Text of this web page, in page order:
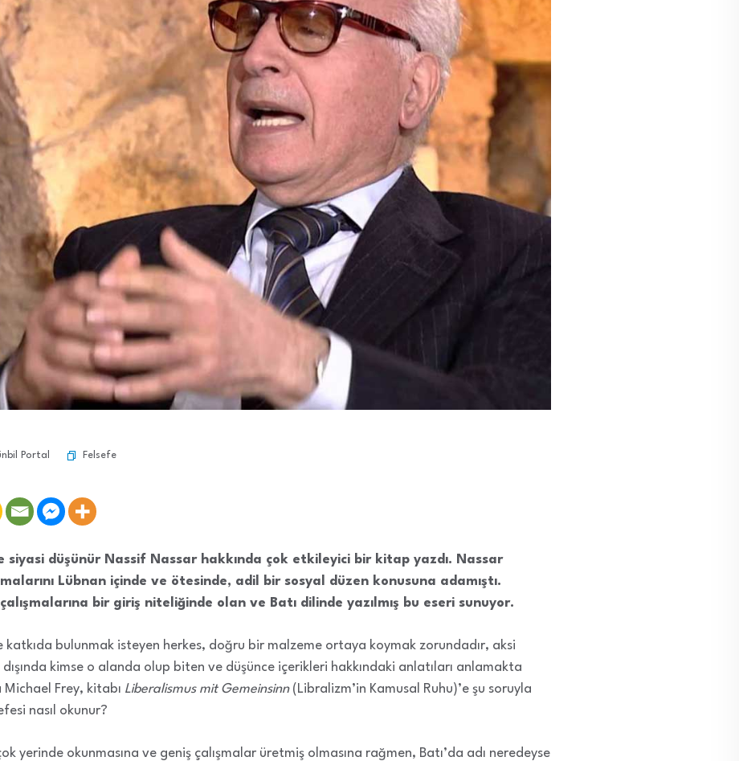
Portal Felsefe
siyasi düşünür Nassif Nassar hakkında çok etkileyici bir kitap yazdı. Nassar
Lübnan içinde ve ötesinde, adil bir sosyal düzen konusuna adamıştı.
bir giriş niteliğinde olan ve Batı dilinde yazılmış bu eseri sunuyor.
katkıda bulunmak isteyen herkes, doğru bir malzeme ortaya koymak zorundadır, aksi
kimse o alanda olup biten ve düşünce içerikleri hakkındaki anlatıları anlamakta
Michael Frey, kitabı Liberalismus mit Gemeinsinn(Libralizm’in Kamusal Ruhu)’e şu soruyla
nasıl okunur?
yerinde okunmasına ve geniş çalışmalar üretmiş olmasına rağmen, Batı’da adı neredeyse